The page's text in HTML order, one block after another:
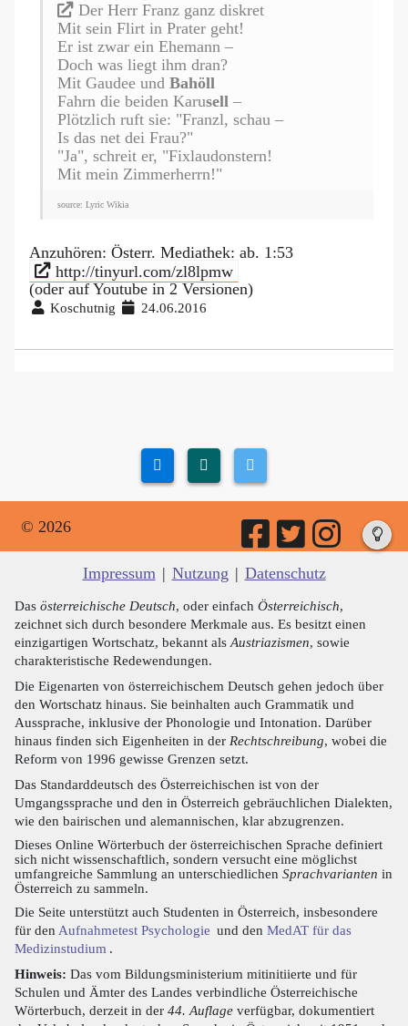
Der Herr Franz ganz diskret
Mit sein Flirt in Prater geht!
Er ist zwar ein Ehemann –
Doch was liegt ihm dran?
Mit Gaudee und Bahöll
Fahrn die beiden Karusell –
Plötzlich ruft sie: "Franzl, schau –
Is das net dei Frau?"
"Ja", schreit er, "Fixlaudonstern!
Mit mein Zimmerherrn!"
source: Lyric Wikia
Anzuhören: Österr. Mediathek: ab. 1:53
http://tinyurl.com/zl8lpmw
(oder auf Youtube in 2 Versionen)
Koschutnig 24.06.2016
© 2026
Impressum | Nutzung | Datenschutz
Das österreichische Deutsch, oder einfach Österreichisch,
zeichnet sich durch besondere Merkmale aus. Es besitzt einen
einzigartigen Wortschatz, bekannt als Austriazismen, sowie
charakteristische Redewendungen.
Die Eigenarten von österreichischem Deutsch gehen jedoch über
den Wortschatz hinaus. Sie beinhalten auch Grammatik und
Aussprache, inklusive der Phonologie und Intonation. Darüber
hinaus finden sich Eigenheiten in der Rechtschreibung, wobei die
Reform von 1996 gewisse Grenzen setzt.
Das Standarddeutsch des Österreichischen ist von der
Umgangssprache und den in Österreich gebräuchlichen Dialekten,
wie den bairischen und alemannischen, klar abzugrenzen.
Dieses Online Wörterbuch der österreichischen Sprache definiert
sich nicht wissenschaftlich, sondern versucht eine möglichst
umfangreiche Sammlung an unterschiedlichen Sprachvarianten in
Österreich zu sammeln.
Die Seite unterstützt auch Studenten in Österreich, insbesondere
für den Aufnahmetest Psychologie und den MedAT für das
Medizinstudium .
Hinweis: Das vom Bildungsministerium mitinitiierte und für
Schulen und Ämter des Landes verbindliche Österreichische
Wörterbuch, derzeit in der 44. Auflage verfügbar, dokumentiert